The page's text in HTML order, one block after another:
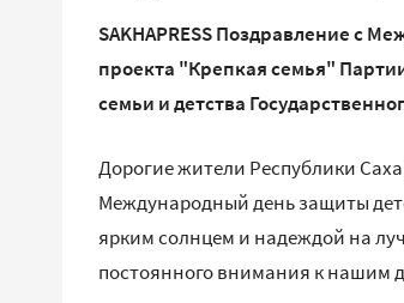
SAKHAPRESS Поздравление с
проекта "Крепкая семья"
семьи и детства
Дорогие жители Республики
Международный день защиты
ярким солнцем и надеждой на
постоянного внимания к нашим